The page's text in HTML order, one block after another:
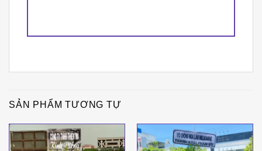
SẢN PHẨM TƯƠNG TỰ